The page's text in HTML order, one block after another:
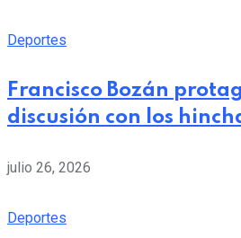
Deportes
Francisco Bozán
discusión con los
julio 26, 2026
Deportes